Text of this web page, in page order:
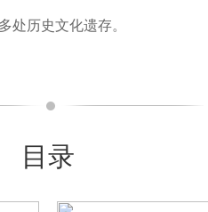
处历史文化遗存。
目录